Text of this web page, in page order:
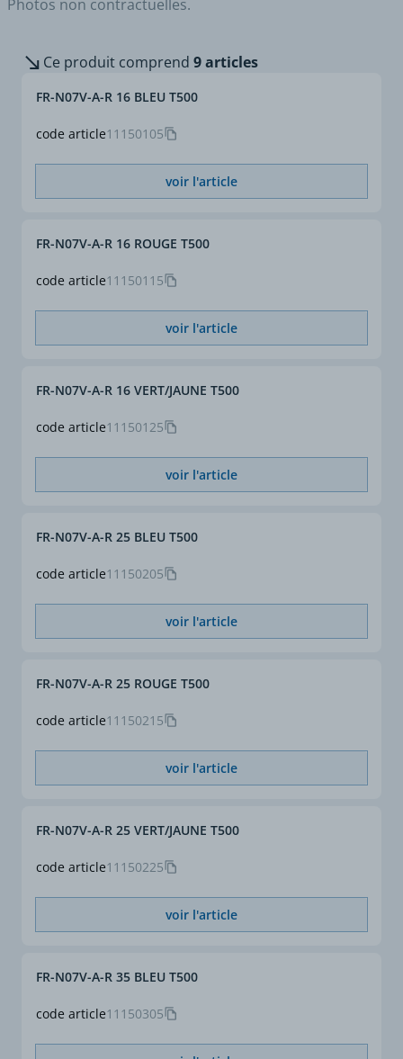
construction et
huisseries).
Norme
Photos non contractuelles.
Ce produit comprend 9 articles
code article11150105
FR-N07V-A-R 16 BLEU T500
voir l'article
code article11150115
FR-N07V-A-R 16 ROUGE T500
voir l'article
code article11150125
FR-N07V-A-R 16 VERT/JAUNE T500
voir l'article
code article11150205
FR-N07V-A-R 25 BLEU T500
voir l'article
code article11150215
FR-N07V-A-R 25 ROUGE T500
voir l'article
code article11150225
FR-N07V-A-R 25 VERT/JAUNE T500
voir l'article
code article11150305
FR-N07V-A-R 35 BLEU T500